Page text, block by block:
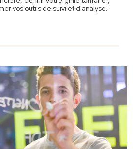
vos outils de suivi et d'analyse.